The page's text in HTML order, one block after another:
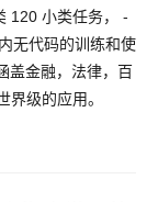
120 小类任务， -
无代码的训练和使
盖金融，法律，百
级的应用。